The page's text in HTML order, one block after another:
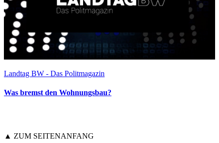
Landtag BW - Das Politmagazin
Was bremst den Wohnungsbau?
▲ ZUM SEITENANFANG